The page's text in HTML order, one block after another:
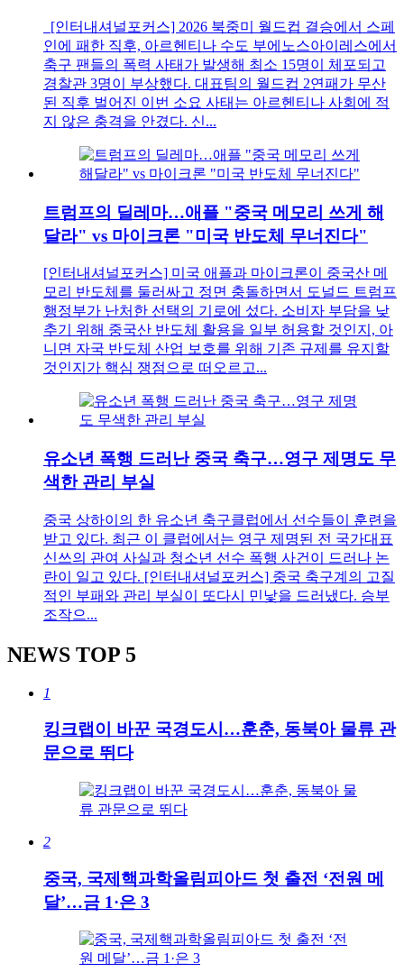
[인터내셔널포커스] 2026 북중미 월드컵 결승에서 스페
인에 패한 직후, 아르헨티나 수도 부에노스아이레스에서
축구 팬들의 폭력 사태가 발생해 최소 15명이 체포되고
경찰관 3명이 부상했다. 대표팀의 월드컵 2연패가 무산
된 직후 벌어진 이번 소요 사태는 아르헨티나 사회에 적
지 않은 충격을 안겼다. 신...
트럼프의 딜레마…애플 "중국 메모리 쓰게 해
달라" vs 마이크론 "미국 반도체 무너진다"
[인터내셔널포커스] 미국 애플과 마이크론이 중국산 메
모리 반도체를 둘러싸고 정면 충돌하면서 도널드 트럼프
행정부가 난처한 선택의 기로에 섰다. 소비자 부담을 낮
추기 위해 중국산 반도체 활용을 일부 허용할 것인지, 아
니면 자국 반도체 산업 보호를 위해 기존 규제를 유지할
것인지가 핵심 쟁점으로 떠오르고...
유소년 폭행 드러난 중국 축구…영구 제명도 무
색한 관리 부실
중국 상하이의 한 유소년 축구클럽에서 선수들이 훈련을
받고 있다. 최근 이 클럽에서는 영구 제명된 전 국가대표
신쓰의 관여 사실과 청소년 선수 폭행 사건이 드러나 논
란이 일고 있다. [인터내셔널포커스] 중국 축구계의 고질
적인 부패와 관리 부실이 또다시 민낯을 드러냈다. 승부
조작으...
NEWS TOP 5
1
킹크랩이 바꾼 국경도시…훈춘, 동북아 물류 관
문으로 뛰다
2
중국, 국제핵과학올림피아드 첫 출전 ‘전원 메
달’…금 1·은 3